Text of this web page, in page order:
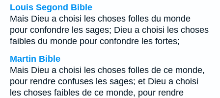
Louis Segond Bible
Mais Dieu a choisi les choses folles du monde
pour confondre les sages; Dieu a choisi les choses
faibles du monde pour confondre les fortes;
Martin Bible
Mais Dieu a choisi les choses folles de ce monde,
pour rendre confuses les sages; et Dieu a choisi
les choses faibles de ce monde, pour rendre